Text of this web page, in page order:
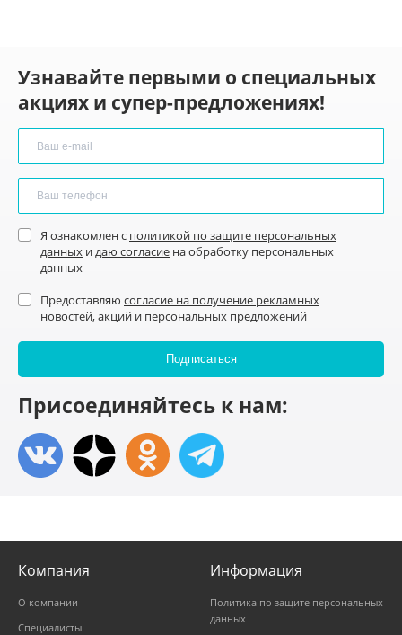
Узнавайте первыми о специальных
акциях и супер-предложениях!
Я ознакомлен с политикой по защите персональных
данных идаю согласие на обработку персональных
данных
Предоставляю согласие на получение рекламных
новостей, акций и персональных предложений
Присоединяйтесь к нам:
Компания
О компании
Специалисты
Информация
Политика по защите персональных
данных